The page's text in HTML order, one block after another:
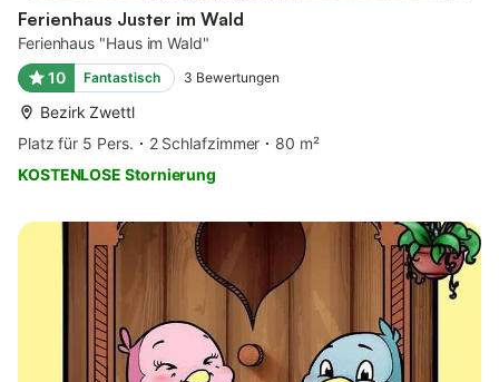
Ferienhaus Juster im Wald
Ferienhaus "Haus im Wald"
10
Fantastisch 3 Bewertungen
Bezirk Zwettl
Platz für 5 Pers.
2 Schlafzimmer
80 m²
KOSTENLOSE Stornierung